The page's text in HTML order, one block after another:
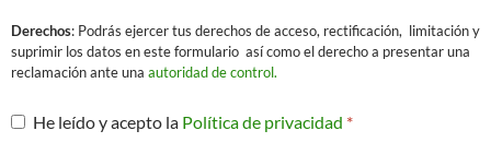
Derechos: Podrás ejercer tus derechos de acceso, rectificación, limitación y
suprimir los datos en este formulario así como el derecho a presentar una
reclamación ante una autoridad de control.
He leído y acepto la Política de privacidad *